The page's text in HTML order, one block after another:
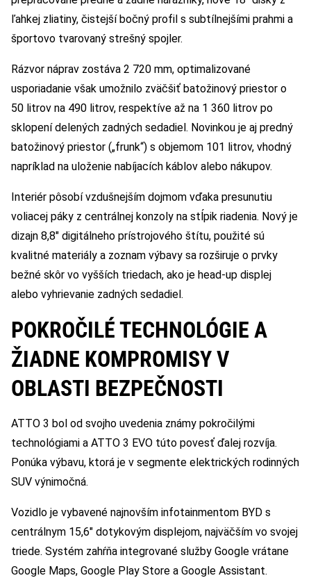
ľahkej zliatiny, čistejší bočný profil s subtílnejšími prahmi a
športovo tvarovaný strešný spojler.
Rázvor náprav zostáva 2 720 mm, optimalizované
usporiadanie však umožnilo zväčšiť batožinový priestor o
50 litrov na 490 litrov, respektíve až na 1 360 litrov po
sklopení delených zadných sedadiel. Novinkou je aj predný
batožinový priestor („frunk“) s objemom 101 litrov, vhodný
napríklad na uloženie nabíjacích káblov alebo nákupov.
Interiér pôsobí vzdušnejším dojmom vďaka presunutiu
voliacej páky z centrálnej konzoly na stĺpik riadenia. Nový je
dizajn 8,8″ digitálneho prístrojového štítu, použité sú
kvalitné materiály a zoznam výbavy sa rozširuje o prvky
bežné skôr vo vyšších triedach, ako je head-up displej
alebo vyhrievanie zadných sedadiel.
POKROČILÉ TECHNOLÓGIE A
ŽIADNE KOMPROMISY V
OBLASTI BEZPEČNOSTI
ATTO 3 bol od svojho uvedenia známy pokročilými
technológiami a ATTO 3 EVO túto povesť ďalej rozvíja.
Ponúka výbavu, ktorá je v segmente elektrických rodinných
SUV výnimočná.
Vozidlo je vybavené najnovším infotainmentom BYD s
centrálnym 15,6″ dotykovým displejom, najväčším vo svojej
triede. Systém zahŕňa integrované služby Google vrátane
Google Maps, Google Play Store a Google Assistant.